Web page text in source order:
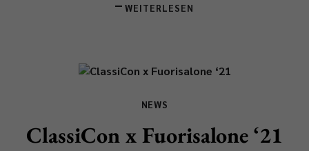
WEITERLESEN
NEWS
ClassiCon x Fuorisalone ‘21